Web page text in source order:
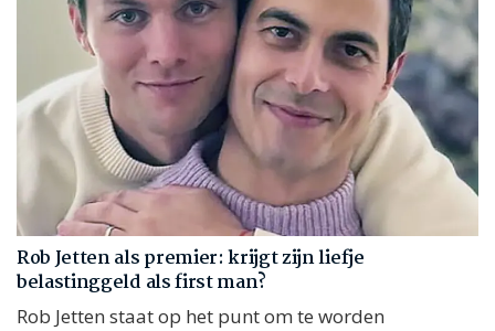
Rob Jetten als premier: krijgt zijn liefje
belastinggeld als first man?
Rob Jetten staat op het punt om te worden